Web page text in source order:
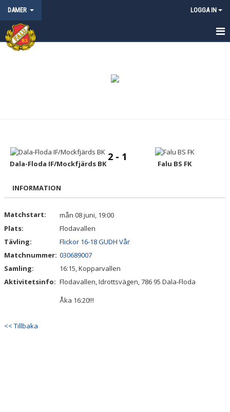
DAMER LOGGA IN
HEM
BILDGALLERI
DOKUMENT
Dala-Floda IF/Mockfjärds BK
2 - 1
Falu BS FK
INFORMATION
Matchstart:
mån 08 juni, 19:00
Plats:
Flodavallen
Tävling:
Flickor 16-18 GUDH Vår
Matchnummer: 030689007
Samling:
16:15, Kopparvallen
Aktivitetsinfo: Flodavallen, Idrottsvägen, 786 95 Dala-Floda
Åka 16:20!!!
<< Tillbaka